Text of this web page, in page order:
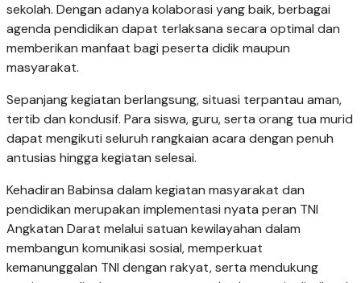
sekolah. Dengan adanya kolaborasi yang baik, berbagai
agenda pendidikan dapat terlaksana secara optimal dan
memberikan manfaat bagi peserta didik maupun
masyarakat.
Sepanjang kegiatan berlangsung, situasi terpantau aman,
tertib dan kondusif. Para siswa, guru, serta orang tua murid
dapat mengikuti seluruh rangkaian acara dengan penuh
antusias hingga kegiatan selesai.
Kehadiran Babinsa dalam kegiatan masyarakat dan
pendidikan merupakan implementasi nyata peran TNI
Angkatan Darat melalui satuan kewilayahan dalam
membangun komunikasi sosial, memperkuat
kemanunggalan TNI dengan rakyat, serta mendukung